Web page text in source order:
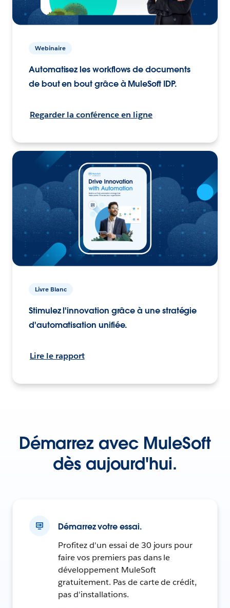
Webinaire
Automatisez les workflows de documents
de bout en bout grâce à MuleSoft IDP.
Regarder la conférence en ligne
Livre Blanc
Stimulez l'innovation grâce à une stratégie
d'automatisation unifiée.
Lire le rapport
Démarrez avec MuleSoft
dès aujourd'hui.
Démarrez votre essai.
Profitez d'un essai de 30 jours pour
faire vos premiers pas dans le
développement MuleSoft
gratuitement. Pas de carte de crédit,
pas d'installations.